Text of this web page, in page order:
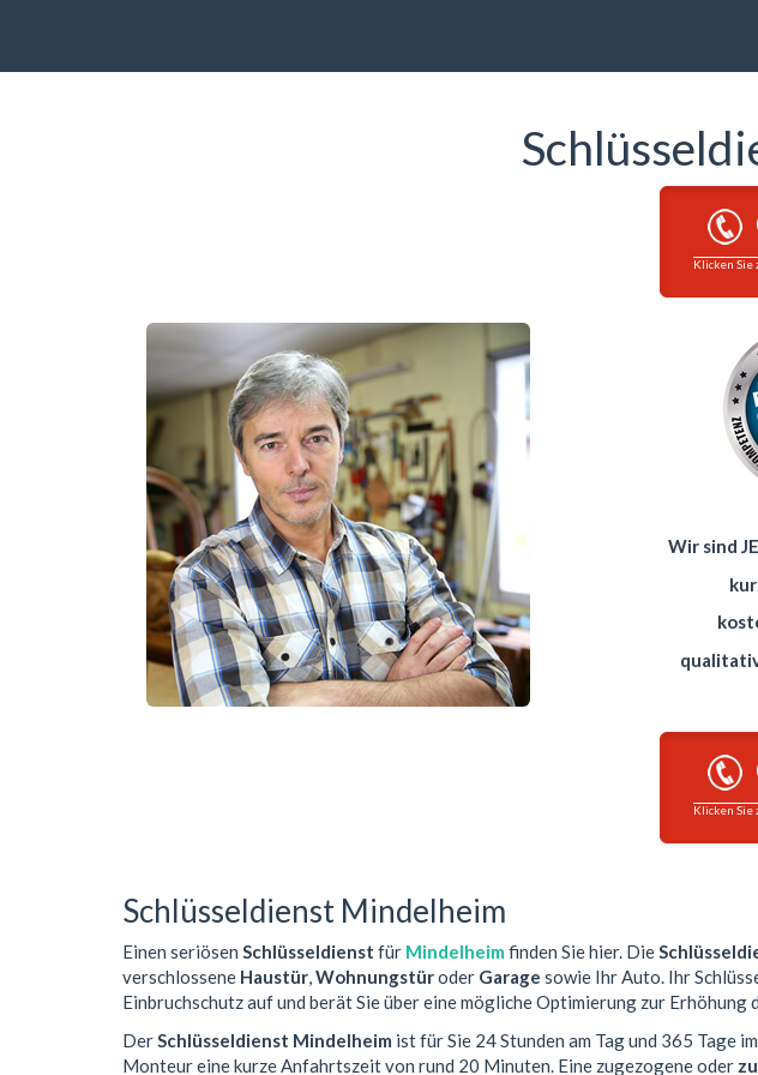
Klicken Sie
Wir sind
Klicken Sie
Schlüsseldienst Mindelheim
Einen seriösen Schlüsseldienst für Mindelheim finden Sie hier. Die
verschlossene Haustür,Wohnungstüroder Garage sowie Ihr Auto. Ihr
Einbruchschutz auf und berät Sie über eine mögliche Optimierung zur Erhöhung
DerSchlüsseldienst Mindelheim ist für Sie 24 Stunden am Tag und 365 Tage
Monteur eine kurze Anfahrtszeit von rund 20 Minuten. Eine zugezogene oder